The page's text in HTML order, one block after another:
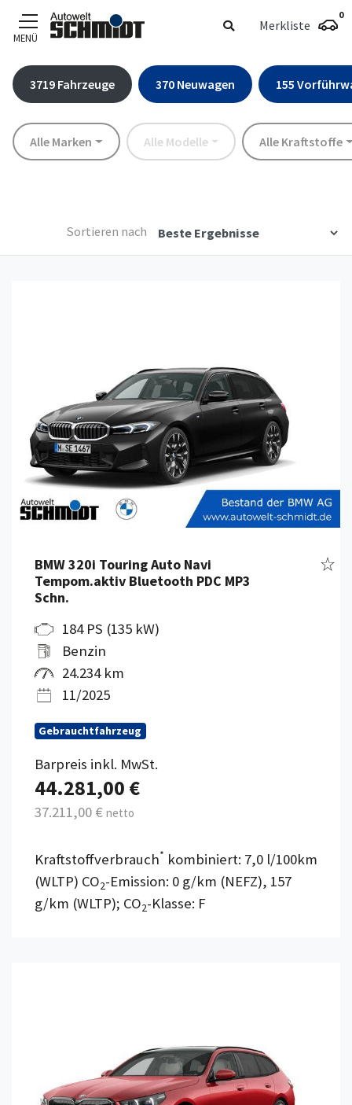
MENÜ
Merkliste
0
3719 Fahrzeuge 370 Neuwagen 155
MarkeAlle Marken ModellAlle Modelle Kraftstoff
Alle Kraftstoffe
Sortieren nach
BMW 320i Touring Auto Navi
Tempom.aktiv Bluetooth PDC MP3
Schn.
184 PS (135 kW)
Benzin
24.234 km
11/2025
Gebrauchtfahrzeug
Barpreis inkl. MwSt.
44.281,00 €
37.211,00 € netto
Kraftstoffverbrauch* kombiniert: 7,0 l/100km
(WLTP) CO2-Emission: 0 g/km (NEFZ), 157
g/km (WLTP); CO2-Klasse: F